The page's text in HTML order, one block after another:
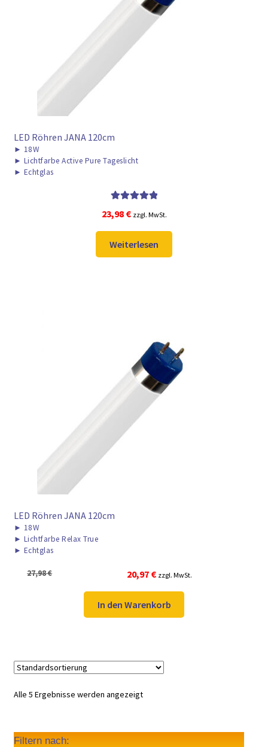
LED Röhren JANA 120cm
► 18W
► Lichtfarbe Active Pure Tageslicht
► Echtglas
von 5
23,98 € zzgl. MwSt.
Weiterlesen
LED Röhren JANA 120cm
► 18W
► Lichtfarbe Relax True
► Echtglas
27,98€
Ursprünglicher
war:
27,98 €
20,97 €Aktueller
ist:
20,97 €.
zzgl. MwSt.
In den Warenkorb
Alle 5 Ergebnisse werden angezeigt
Filtern nach: